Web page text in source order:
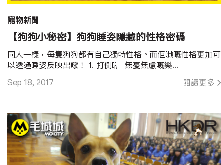
寵物新聞
【狗狗小秘密】狗狗睡姿隱藏的性格密碼
Sep 18, 2017 閱讀更多
同人一樣，每隻狗狗都有自己獨特性格。而佢哋嘅性格更加可
以透過睡姿反映出嚟！ 1. 打側瞓 無憂無慮嘅樂...